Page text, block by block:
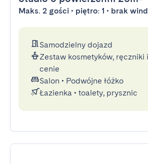
Maks. 2 gości • piętro: 1 • brak
Samodzielny dojazd
Zestaw kosmetyków, ręczniki
cenie
Salon • Podwójne łóżko
Łazienka • toalety, prysznic